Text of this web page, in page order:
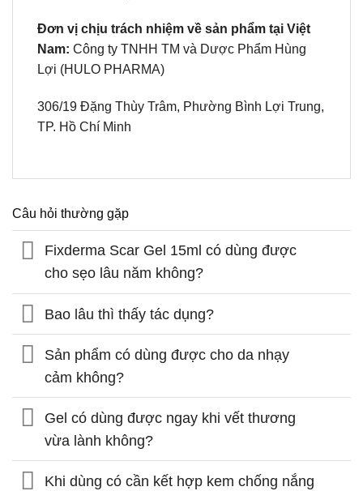
Đơn vị chịu trách nhiệm về sản phẩm tại Việt
Nam: Công ty TNHH TM và Dược Phẩm Hùng
Lợi (HULO PHARMA)
306/19 Đặng Thùy Trâm, Phường Bình Lợi Trung,
TP. Hồ Chí Minh
Câu hỏi thường gặp
Fixderma Scar Gel 15ml có dùng được
cho sẹo lâu năm không?
Bao lâu thì thấy tác dụng?
Sản phẩm có dùng được cho da nhạy
cảm không?
Gel có dùng được ngay khi vết thương
vừa lành không?
Khi dùng có cần kết hợp kem chống nắng